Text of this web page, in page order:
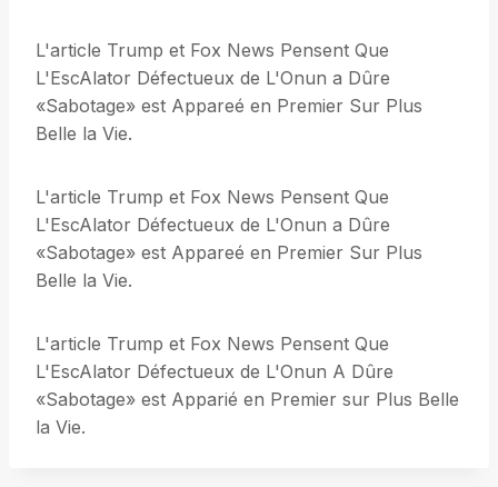
L'article Trump et Fox News Pensent Que
L'EscAlator Défectueux de L'Onun a Dûre
«Sabotage» est Appareé en Premier Sur Plus
Belle la Vie.
L'article Trump et Fox News Pensent Que
L'EscAlator Défectueux de L'Onun a Dûre
«Sabotage» est Appareé en Premier Sur Plus
Belle la Vie.
L'article Trump et Fox News Pensent Que
L'EscAlator Défectueux de L'Onun A Dûre
«Sabotage» est Apparié en Premier sur Plus Belle
la Vie.